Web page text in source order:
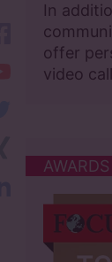
In
offer
video
AWARDS
facebook
YouTube
LinkedIn